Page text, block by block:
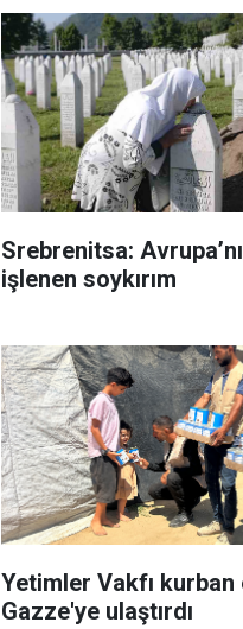
Srebrenitsa:
işlenen soykırım
Yetimler Vakfı
Gazze'ye ulaştırdı